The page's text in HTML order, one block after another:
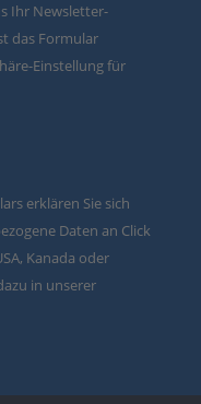
Ihr Newsletter-
das Formular
Einstellung für
erklären Sie sich
Daten an Click
Kanada oder
in unserer